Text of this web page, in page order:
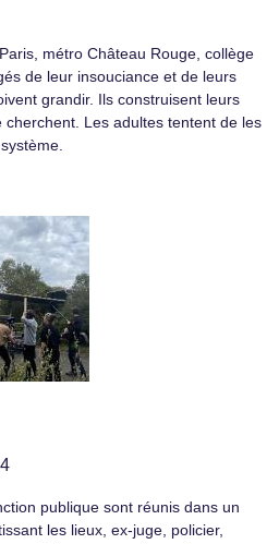
métro Château Rouge, collège
de leur insouciance et de leurs
grandir. Ils construisent leurs
Les adultes tentent de les
publique sont réunis dans un
les lieux, ex-juge, policier,